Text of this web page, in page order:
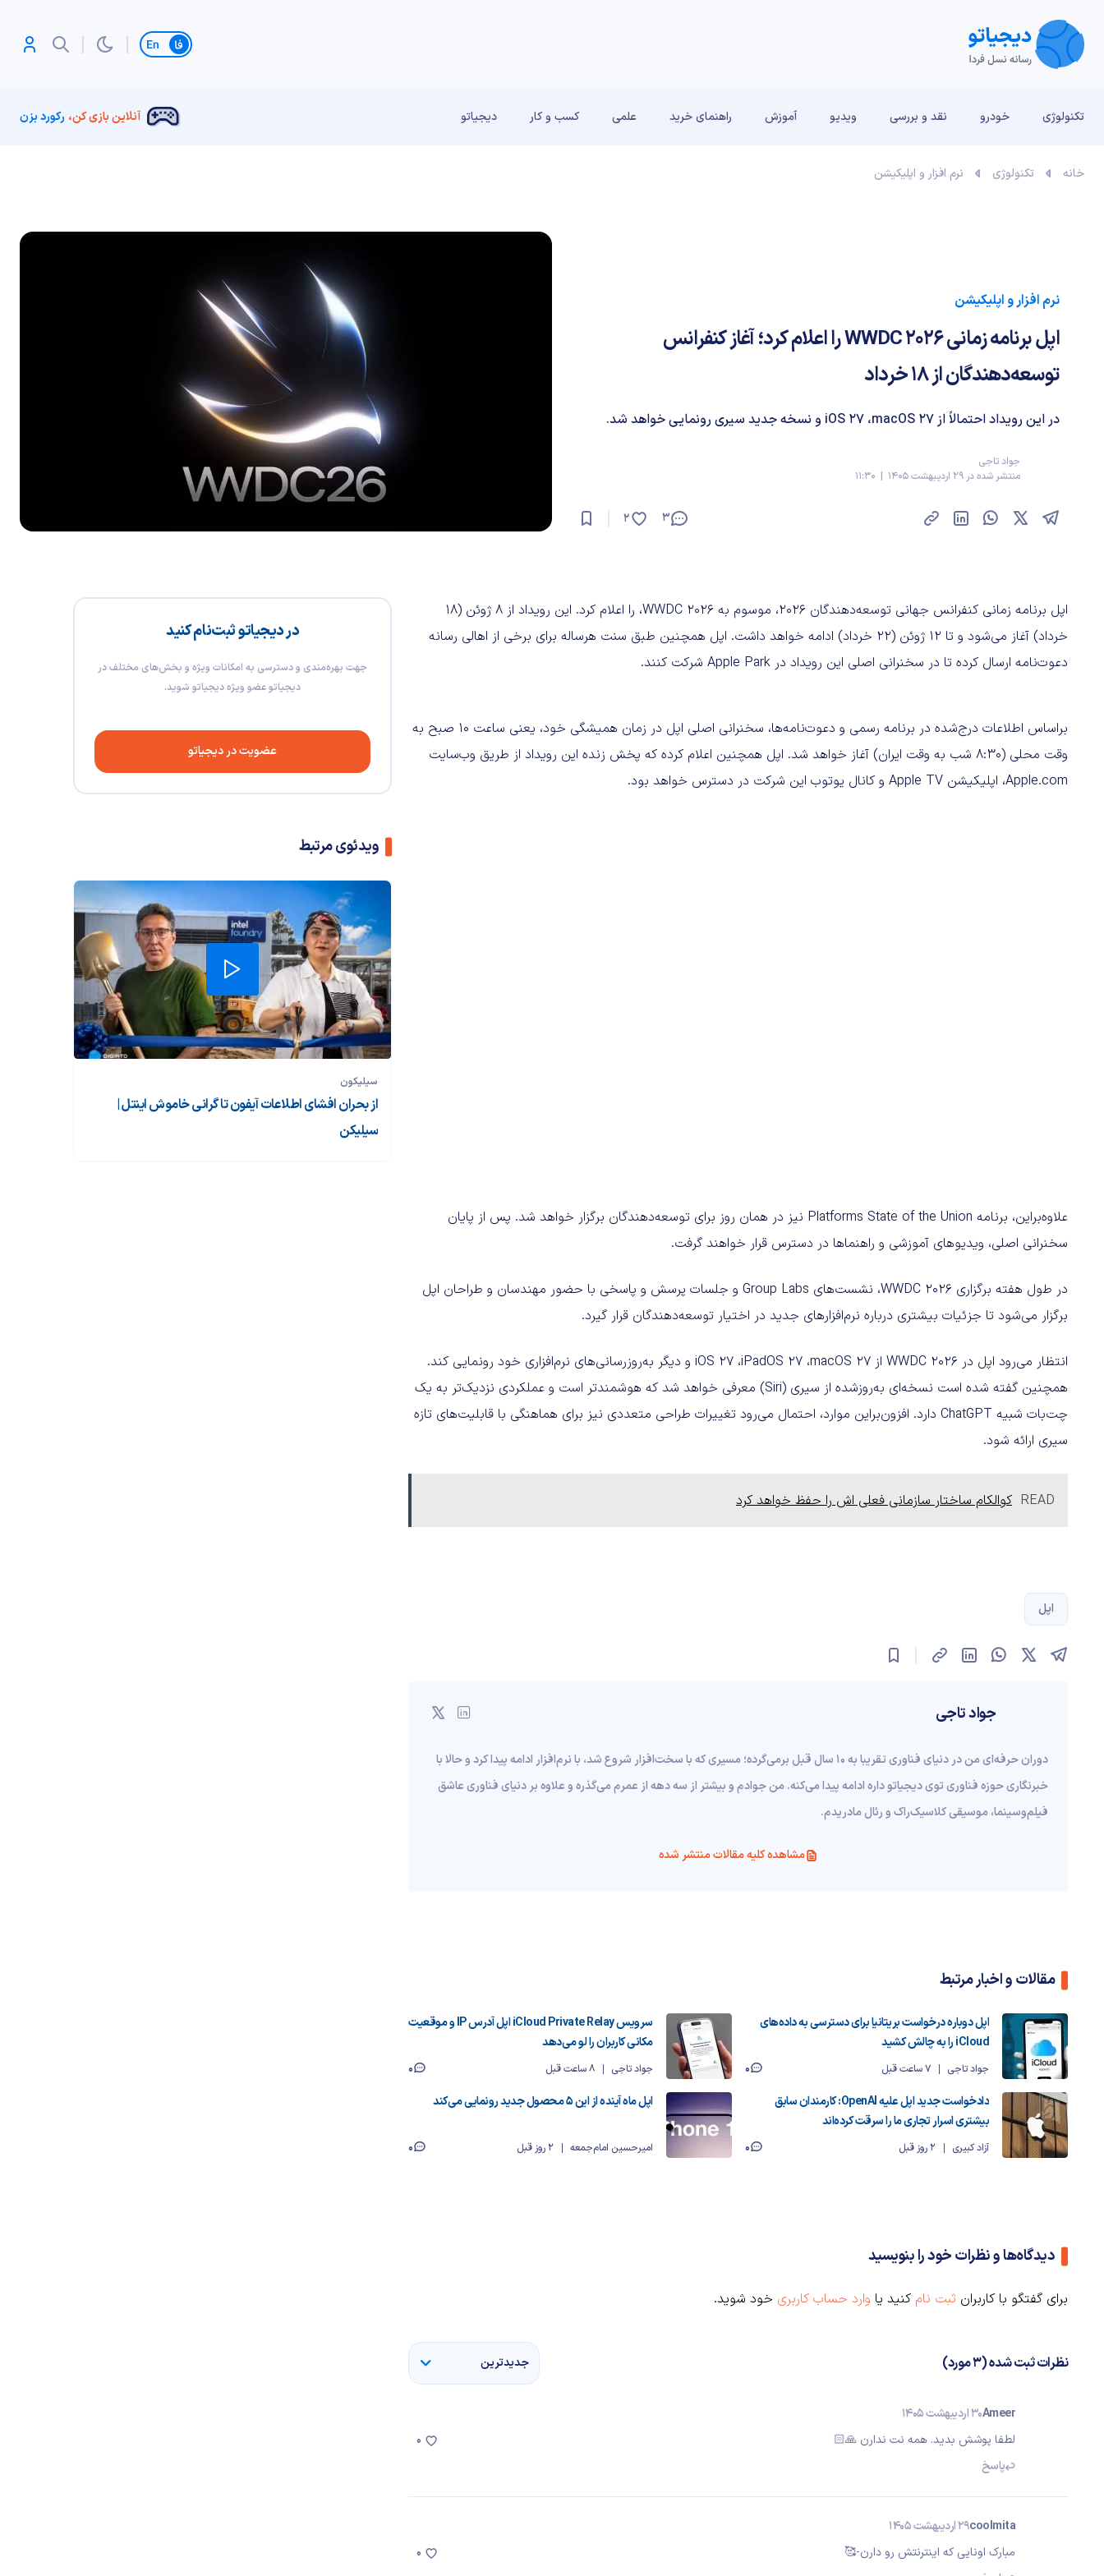
تغییر زبان
تکنولوژی خودرو نقد و بررسی‌ ویدیو آموزش راهنمای خرید علمی کسب و کار دیجیاتو آنلاین بازی کن، رکورد بزن
خانه تکنولوژی نرم افزار و اپلیکیشن
نرم افزار و اپلیکیشن
اپل برنامه زمانی WWDC 2026 را اعلام کرد؛ آغاز کنفرانس
توسعه‌دهندگان از ۱۸ خرداد
در این رویداد احتمالاً از iOS 27 ،macOS 27 و نسخه جدید سیری رونمایی خواهد شد.
جواد تاجی
منتشر شده در 29 اردیبهشت 1405 | 11:30
3
2
در دیجیاتو ثبت‌نام کنید
جهت بهره‌مندی و دسترسی به امکانات ویژه و بخش‌های مختلف در
دیجیاتو عضو ویژه دیجیاتو شوید.
عضویت در دیجیاتو
ویدئوی مرتبط
سیلیکون
از بحران افشای اطلاعات آیفون تا گرانی خاموش اینتل |
سیلیکن
اپل برنامه زمانی کنفرانس جهانی توسعه‌دهندگان ۲۰۲۶، موسوم به WWDC 2026، را اعلام کرد. این رویداد از ۸ ژوئن (۱۸
خرداد) آغاز می‌شود و تا ۱۲ ژوئن (۲۲ خرداد) ادامه خواهد داشت. اپل همچنین طبق سنت هرساله برای برخی از اهالی رسانه
دعوت‌نامه ارسال کرده تا در سخنرانی اصلی این رویداد در Apple Park شرکت کنند.
براساس اطلاعات درج‌شده در برنامه رسمی و دعوت‌نامه‌ها، سخنرانی اصلی اپل در زمان همیشگی خود، یعنی ساعت ۱۰ صبح به
وقت محلی (۸:۳۰ شب به وقت ایران) آغاز خواهد شد. اپل همچنین اعلام کرده که پخش زنده این رویداد از طریق وب‌سایت
Apple.com، اپلیکیشن Apple TV و کانال یوتوب این شرکت در دسترس خواهد بود.
علاوه‌براین، برنامه Platforms State of the Union نیز در همان روز برای توسعه‌دهندگان برگزار خواهد شد. پس از پایان
سخنرانی اصلی، ویدیوهای آموزشی و راهنماها در دسترس قرار خواهند گرفت.
در طول هفته برگزاری WWDC 2026، نشست‌های Group Labs و جلسات پرسش و پاسخی با حضور مهندسان و طراحان اپل
برگزار می‌شود تا جزئیات بیشتری درباره نرم‌افزارهای جدید در اختیار توسعه‌دهندگان قرار گیرد.
انتظار می‌رود اپل در WWDC 2026 از iOS 27 ،iPadOS 27 ،macOS 27 و دیگر به‌روزرسانی‌های نرم‌افزاری خود رونمایی کند.
همچنین گفته شده است نسخه‌ای به‌روزشده از سیری (Siri) معرفی خواهد شد که هوشمندتر است و عملکردی نزدیک‌تر به یک
چت‌بات شبیه ChatGPT دارد. افزون‌براین موارد، احتمال می‌رود تغییرات طراحی متعددی نیز برای هماهنگی با قابلیت‌های تازه
سیری ارائه شود.
READ کوالکام ساختار سازمانی فعلی اش را حفظ خواهد کرد
اپل
جواد تاجی
دوران حرفه‌ای من در دنیای فناوری تقریبا به ۱۰ سال قبل برمی‌گرده؛ مسیری که با سخت‌افزار شروع شد، با نرم‌افزار ادامه پیدا کرد و حالا با
خبرنگاری حوزه فناوری توی دیجیاتو داره ادامه پیدا می‌کنه. من جوادم و بیشتر از سه دهه از عمرم می‌گذره و علاوه بر دنیای فناوری عاشق
فیلم‌و‌سینما، موسیقی کلاسیک‌راک و رئال مادریدم.
مشاهده کلیه مقالات منتشر شده
مقالات و اخبار مرتبط
اپل دوباره درخواست بریتانیا برای دسترسی به داده‌های
iCloud را به چالش کشید
جواد تاجی 7 ساعت قبل 0
سرویس iCloud Private Relay اپل آدرس IP و موقعیت
مکانی کاربران را لو می‌دهد
جواد تاجی 8 ساعت قبل
0
دادخواست جدید اپل علیه OpenAI: کارمندان سابق
بیشتری اسرار تجاری ما را سرقت کرده‌اند
آزاد کبیری 2 روز قبل 0
اپل ماه آینده از این ۵ محصول جدید رونمایی می‌کند
امیرحسین امام‌جمعه 2 روز قبل 0
دیدگاه‌ها و نظرات خود را بنویسید
برای گفتگو با کاربران ثبت نام کنید یا وارد حساب کاربری خود شوید.
نظرات ثبت شده (3 مورد) جدیدترین
Ameer30 اردیبهشت 1405
لطفا پوشش بدید. همه نت ندارن 🙏🏻
پاسخ
0
coolmita29 اردیبهشت 1405
مبارک اونایی که اینترنتش رو دارن-🥰
0